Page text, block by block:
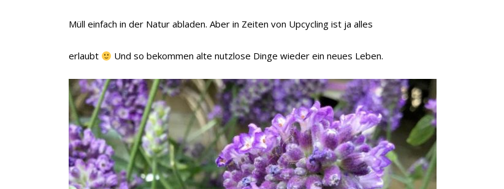
Müll einfach in der Natur abladen. Aber in Zeiten von Upcycling ist ja alles
erlaubt Und so bekommen alte nutzlose Dinge wieder ein neues Leben.